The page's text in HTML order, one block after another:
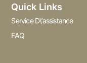
Quick Links
Service D\’assistance
FAQ